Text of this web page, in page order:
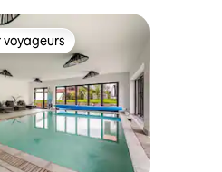
les plus appréciés